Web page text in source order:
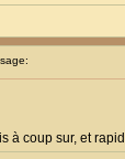
à coup sur, et